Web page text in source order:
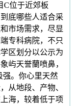
C位于近郊板
底哪些人适合采
市场需求，尽显
专科病院，不只
区划分以公示为
屿天誉蘭喷鼻，
强。你心里天然
从地段、产物、
海，较着低于项